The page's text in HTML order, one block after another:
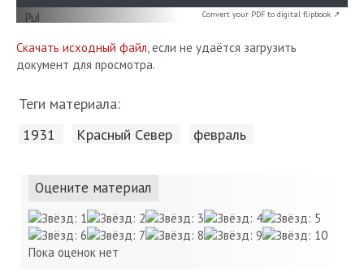
Convert your PDF to digital flipbook ↗
Скачать исходный файл, если не удаётся загрузить
документ для просмотра.
Теги материала:
1931 Красный Cевер февраль
Оцените материал
Пока оценок нет